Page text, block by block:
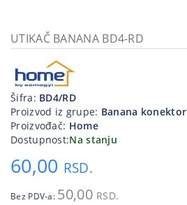
priključci
Kućna
tehnika
Poslovna
oprema,računari
Strujni
program
UTIKAČ BANANA BD4-RD
Šifra: BD4/RD
Proizvod iz grupe: Banana konektor
Proizvođač: Home
Dostupnost:Na stanju
60,00 RSD.
Bez PDV-a: 50,00 RSD.